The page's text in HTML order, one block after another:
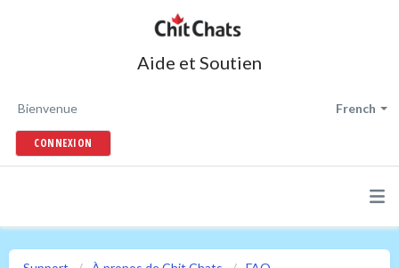
Aide et Soutien
French
Bienvenue
CONNEXION